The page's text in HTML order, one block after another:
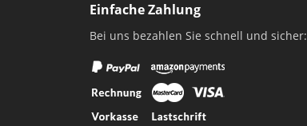
Einfache Zahlung
Bei uns bezahlen Sie schnell und sicher: